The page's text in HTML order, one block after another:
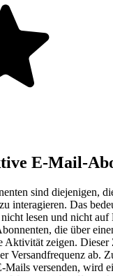
E-Mail-
sind diejenigen,
interagieren. Das
lesen und nicht
die über
Aktivität zeigen. Dieser
Versandfrequenz ab.
Mails versenden, wird